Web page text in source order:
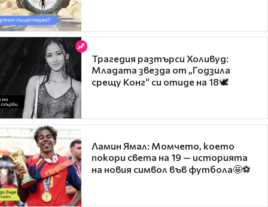
Трагедия разтърси Холивуд:
Младата звезда от „Годзила
срещу Конг“ си отиде на 18🕊️
Ламин Ямал: Момчето, което
покори света на 19 — историята
на новия символ във футбола🤩⚽